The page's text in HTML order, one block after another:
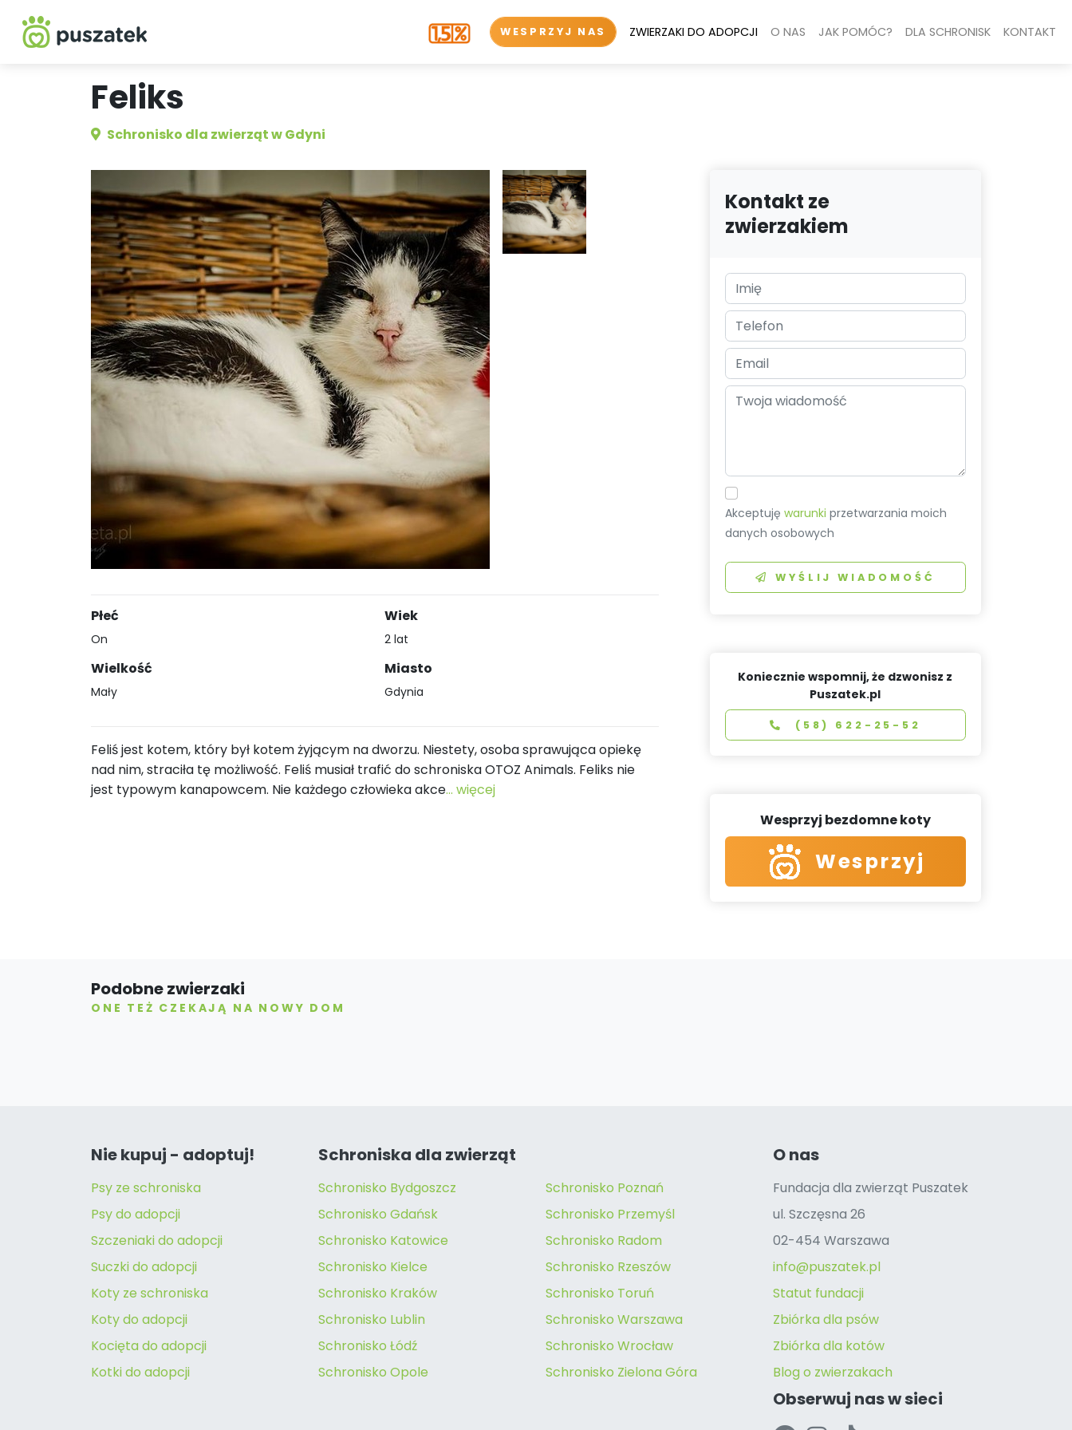
WESPRZYJ NAS ZWIERZAKI DO ADOPCJI O NAS JAK POMÓC? DLA SCHRONISK KONTAKT
Feliks
Schronisko dla zwierząt w Gdyni
Płeć
On
Wielkość
Mały
Wiek
2 lat
Miasto
Gdynia
Feliś jest kotem, który był kotem żyjącym na dworzu. Niestety, osoba sprawująca opiekę
nad nim, straciła tę możliwość. Feliś musiał trafić do schroniska OTOZ Animals. Feliks nie
jest typowym kanapowcem. Nie każdego człowieka akce... więcej
Kontakt ze
zwierzakiem
Akceptujęwarunki przetwarzania moich
danych osobowych
WYŚLIJ WIADOMOŚĆ
Koniecznie wspomnij, że dzwonisz z
Puszatek.pl
(58) 622-25-52
Wesprzyj bezdomne koty
Wesprzyj
Podobne zwierzaki
ONE TEŻ CZEKAJĄ NA NOWY DOM
Nie kupuj - adoptuj!
Psy ze schroniska
Psy do adopcji
Szczeniaki do adopcji
Suczki do adopcji
Koty ze schroniska
Koty do adopcji
Kocięta do adopcji
Kotki do adopcji
Schroniska dla zwierząt
Schronisko Bydgoszcz
Schronisko Gdańsk
Schronisko Katowice
Schronisko Kielce
Schronisko Kraków
Schronisko Lublin
Schronisko Łódź
Schronisko Opole
Schronisko Poznań
Schronisko Przemyśl
Schronisko Radom
Schronisko Rzeszów
Schronisko Toruń
Schronisko Warszawa
Schronisko Wrocław
Schronisko Zielona Góra
O nas
Fundacja dla zwierząt Puszatek
ul. Szczęsna 26
02-454 Warszawa
info@puszatek.pl
Statut fundacji
Zbiórka dla psów
Zbiórka dla kotów
Blog o zwierzakach
Obserwuj nas w sieci